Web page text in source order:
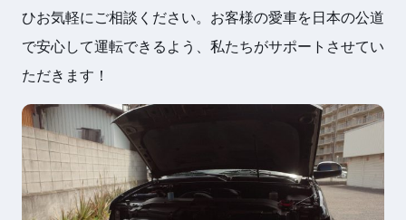
ひお気軽にご相談ください。お客様の愛車を日本の公道
で安心して運転できるよう、私たちがサポートさせてい
ただきます！